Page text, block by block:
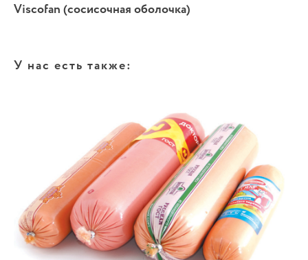
Viscofan (сосисочная оболочка)
У нас есть также: